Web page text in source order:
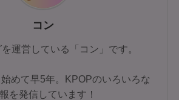
コン
を運営している「コン」です。
始めて早5年。KPOPのいろいろな
を発信しています！